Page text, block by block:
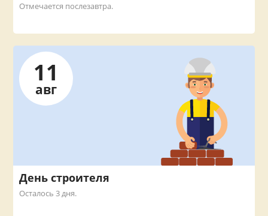
Отмечается послезавтра.
11
авг
День строителя
Осталось 3 дня.